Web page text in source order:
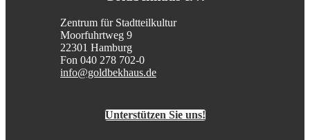
Zentrum für Stadtteilkultur
Moorfuhrtweg 9
22301 Hamburg
Fon 040 278 702-0
info@goldbekhaus.de
Unterstützen Sie uns!